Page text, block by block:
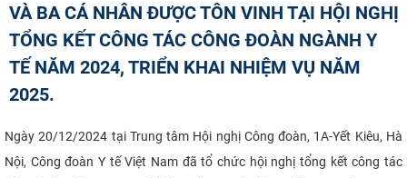
CƠ CẤU TỔ CHỨC
TUYỂN SINH
ĐÀO TẠO
ĐẢM BẢO CHẤT LƯỢNG
VÀ BA CÁ NHÂN ĐƯỢC TÔN VINH TẠI HỘI NGHỊ
TỔNG KẾT CÔNG TÁC CÔNG ĐOÀN NGÀNH Y
TẾ NĂM 2024, TRIỂN KHAI NHIỆM VỤ NĂM
2025.
Ngày 20/12/2024 tại Trung tâm Hội nghị Công đoàn, 1A-Yết Kiêu, Hà
Nội, Công đoàn Y tế Việt Nam đã tổ chức hội nghị tổng kết công tác